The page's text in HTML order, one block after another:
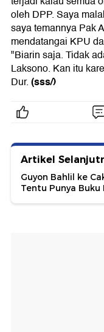
oleh DPP. Saya
saya temannya Pak
mendatangai KPU
"Biarin saja. Tidak
Laksono. Kan itu
Dur.(sss/)
Artikel
Guyon Bahlil ke
Tentu Punya